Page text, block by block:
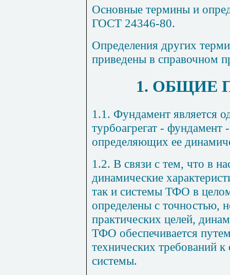
Основные термины и
ГОСТ 24346-80.
Определения других
приведены в справочном
1. ОБЩИЕ
1.1. Фундамент является
турбоагрегат -
определяющих ее
1.2. В связи с тем, что в
динамические
так и системы ТФО в
определены с точностью,
практических целей,
ТФО обеспечивается
технических требований
системы.